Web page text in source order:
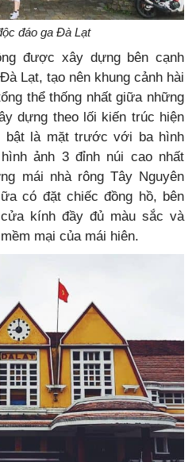
đáo ga Đà Lạt
được xây dựng bên cạnh
Lạt, tạo nên khung cảnh hài
thể thống nhất giữa những
dựng theo lối kiến trúc hiện
bật là mặt trước với ba hình
ảnh 3 đỉnh núi cao nhất
mái nhà rông Tây Nguyên
có đặt chiếc đồng hồ, bên
kính đầy đủ màu sắc và
mại của mái hiên.